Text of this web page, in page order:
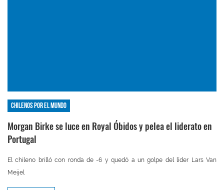
Chilenos por el mundo
Morgan Birke se luce en Royal Óbidos y pelea el liderato en
Portugal
El chileno brilló con ronda de -6 y quedó a un golpe del líder Lars Van
Meijel